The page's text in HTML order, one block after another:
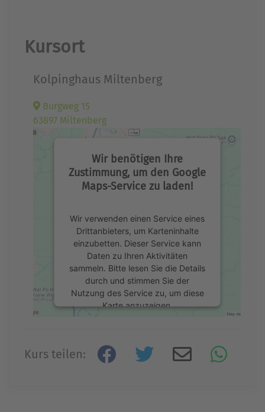
Kursort
Kolpinghaus Miltenberg
Burgweg 15
63897 Miltenberg
Wir benötigen Ihre
Zustimmung, um den Google
Maps-Service zu laden!
Wir verwenden einen Service eines
Drittanbieters, um Karteninhalte
einzubetten. Dieser Service kann
Daten zu Ihren Aktivitäten
sammeln. Bitte lesen Sie die Details
durch und stimmen Sie der
Nutzung des Service zu, um diese
Karte anzuzeigen.
Kurs teilen: